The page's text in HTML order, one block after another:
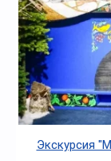
Экскурсия